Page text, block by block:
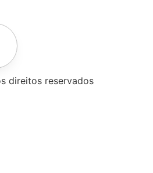
direitos reservados